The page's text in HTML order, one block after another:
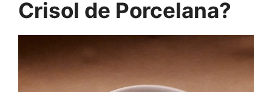
Crisol de Porcelana?